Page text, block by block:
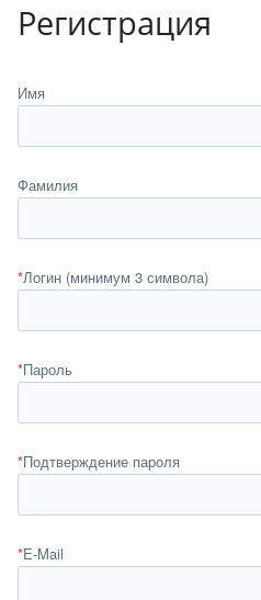
Регистрация
Имя
Фамилия
*Логин (минимум 3 символа)
*Пароль
*Подтверждение пароля
*E-Mail